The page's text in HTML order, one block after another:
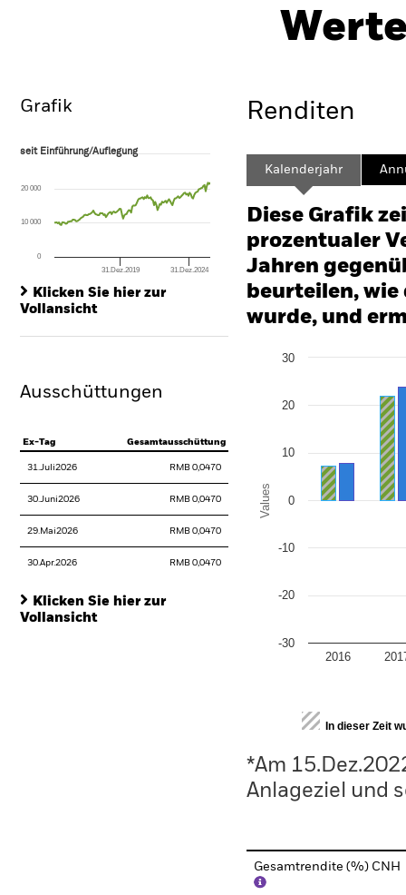
Grafik
seit Einführung/Auflegung
The chart has 1 X axis displaying Time. Range: 2015-03-01 00:00:00 to
The chart has 1 Y axis displaying values. Range: -100 to 200.
seit Einführung/Auflegung
31.Dez.2019 31.Dez.2024
0
10 000
20 000
Klicken Sie hier zur
Vollansicht
Ausschüttungen
Ex-Tag Gesamtausschüttung
31.Juli2026 RMB 0,0470
30.Juni2026 RMB 0,0470
29.Mai2026 RMB 0,0470
30.Apr.2026 RMB 0,0470
Klicken Sie hier zur
Vollansicht
Renditen
Kalenderjahr
Diese Grafik
prozentualer
Jahren
beurteilen,
wurde, und
Bar chart with 2 data
The chart has 1 Y axis
Values
2016
-30
-20
-10
0
10
20
30
End of interactive chart.
In dieser Zeit
*Am
Anlageziel und
Gesamtrendite (%) CNH